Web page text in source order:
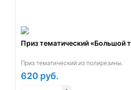
Приз тематический «Большой
Приз тематический из полирезины.
620 руб.